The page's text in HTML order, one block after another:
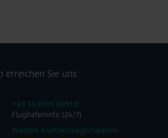
erreichen Sie uns:
+49 30 6091 6091 0
Flughafeninfo (24/7)
Weitere Kontaktmöglichkeiten